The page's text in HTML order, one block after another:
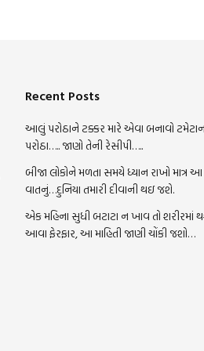
Recent Posts
આલું પરોઠાને ટક્કર મારે એવા બનાવો
પરોઠા….. જાણો તેની રેસીપી…..
બીજા લોકોને મળતા સમયે ધ્યાન રાખો માત્ર આ
વાતનું…દુનિયા તમારી દીવાની થઇ જશે.
એક મહિના સુધી બટાટા ન ખાવ તો શરીરમાં
આવા ફેરફાર, આ માહિતી જાણી ચોંકી જશો…